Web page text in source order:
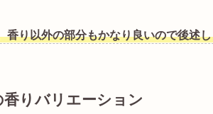
香り以外の部分もかなり良いので後述
香りバリエーション